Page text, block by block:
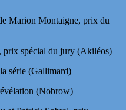
Marion Montaigne, prix du
spécial du jury (Akiléos)
série (Gallimard)
(Nobrow)